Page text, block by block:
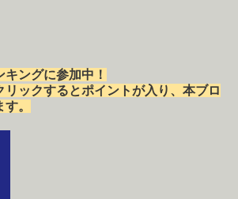
ングに参加中！
リックするとポイントが入り、本ブロ
。